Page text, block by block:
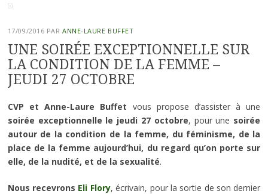
17/09/2016 PARANNE-LAURE BUFFET
UNE SOIRÉE EXCEPTIONNELLE SUR
LA CONDITION DE LA FEMME –
JEUDI 27 OCTOBRE
CVP et Anne-Laure Buffet vous propose d’assister à une
soirée exceptionnelle le jeudi 27 octobre, pour une soirée
autour de la condition de la femme, du féminisme, de la
place de la femme aujourd’hui, du regard qu’on porte sur
elle, de la nudité, et de la sexualité.
Nous recevrons Eli Flory, écrivain, pour la sortie de son dernier